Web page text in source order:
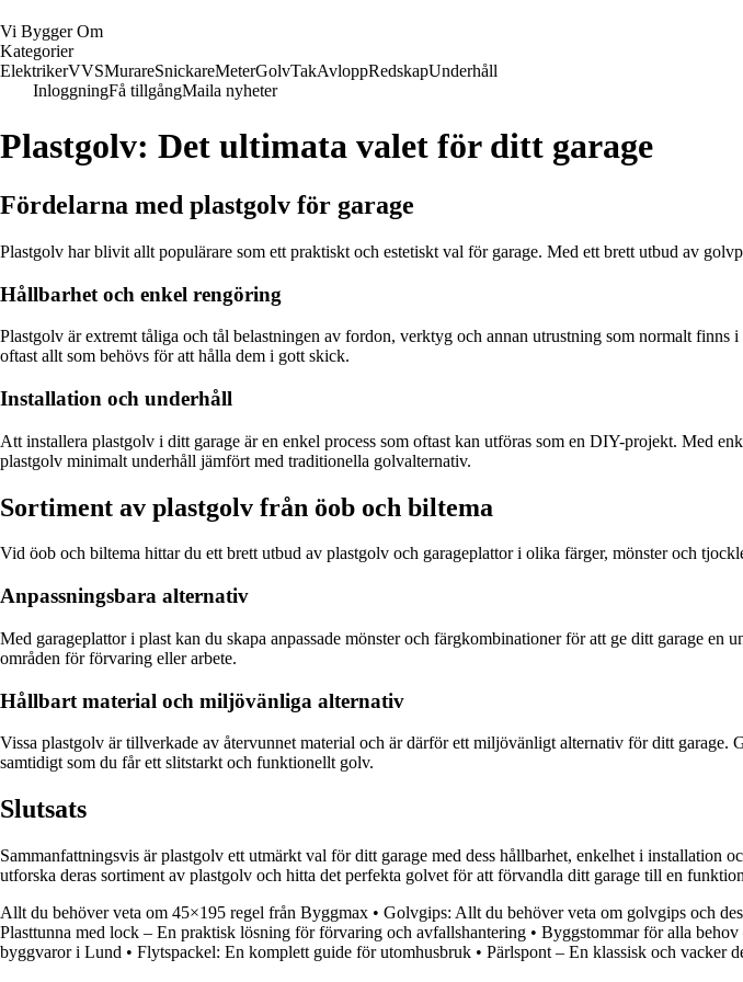
Vi Bygger Om
Kategorier
ElektrikerVVSMurareSnickareMeterGolvTakAvloppRedskapUnderhåll
InloggningFå tillgångMaila nyheter
Plastgolv: Det ultimata valet för ditt garage
Fördelarna med plastgolv för garage
Plastgolv har blivit allt populärare som ett praktiskt och estetiskt val för garage. Med ett brett utbud av
Hållbarhet och enkel rengöring
Plastgolv är extremt tåliga och tål belastningen av fordon, verktyg och annan utrustning som normalt
oftast allt som behövs för att hålla dem i gott skick.
Installation och underhåll
Att installera plastgolv i ditt garage är en enkel process som oftast kan utföras som en DIY-projekt. Med
plastgolv minimalt underhåll jämfört med traditionella golvalternativ.
Sortiment av plastgolv från öob och biltema
Vid öob och biltema hittar du ett brett utbud av plastgolv och garageplattor i olika färger, mönster och
Anpassningsbara alternativ
Med garageplattor i plast kan du skapa anpassade mönster och färgkombinationer för att ge ditt garage
områden för förvaring eller arbete.
Hållbart material och miljövänliga alternativ
Vissa plastgolv är tillverkade av återvunnet material och är därför ett miljövänligt alternativ för ditt
samtidigt som du får ett slitstarkt och funktionellt golv.
Slutsats
Sammanfattningsvis är plastgolv ett utmärkt val för ditt garage med dess hållbarhet, enkelhet i installation
utforska deras sortiment av plastgolv och hitta det perfekta golvet för att förvandla ditt garage till en
Allt du behöver veta om 45×195 regel från Byggmax • Golvgips: Allt du behöver veta om golvgips och
Plasttunna med lock – En praktisk lösning för förvaring och avfallshantering • Byggstommar för alla
byggvaror i Lund • Flytspackel: En komplett guide för utomhusbruk • Pärlspont – En klassisk och vacker